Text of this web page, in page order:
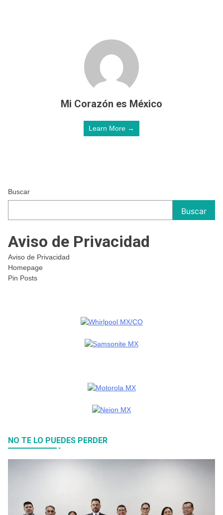
Mi Corazón es México
Learn More →
Buscar
Buscar
Aviso de Privacidad
Aviso de Privacidad
Homepage
Pin Posts
NO TE LO PUEDES PERDER